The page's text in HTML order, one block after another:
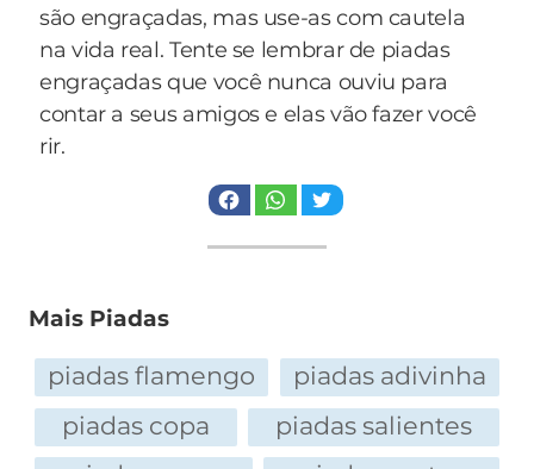
Juquinha não aguenta a pressão e manda ver
mais um torpedo:
Blllllloooooshhhh!!!!!
Dessa vez meio molhado, de quem já está
pedindo redenção.
— Enquanto continuar assim, tudo bem,
E finalmente o grande chefe, o todo poderoso
decreta a lei marcial para Juquinha:
— E aí, meu jovem, vôcês estao usando c**...???
Dessa vez Juquinha entrega os pontos:
são engraçadas, mas use-as com cautela
na vida real. Tente se lembrar de piadas
engraçadas que você nunca ouviu para
contar a seus amigos e elas vão fazer você
rir.
Mais Piadas
piadas flamengo
piadas adivinha
piadas copa
piadas salientes